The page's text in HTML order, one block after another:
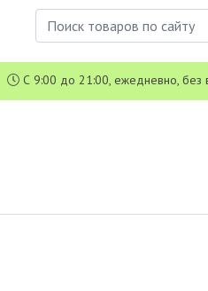
С 9:00 до 21:00, ежедневно, без